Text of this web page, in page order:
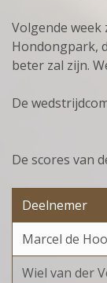
Volgende
Hondongpark,
beter zal zijn.
De
De scores van
Deelnemer
Marcel de
Wiel van der